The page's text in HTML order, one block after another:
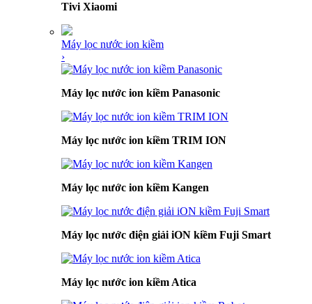
Tivi Xiaomi
Máy lọc nước ion kiềm
›
Máy lọc nước ion kiềm Panasonic
Máy lọc nước ion kiềm TRIM ION
Máy lọc nước ion kiềm Kangen
Máy lọc nước điện giải iON kiềm Fuji Smart
Máy lọc nước ion kiềm Atica